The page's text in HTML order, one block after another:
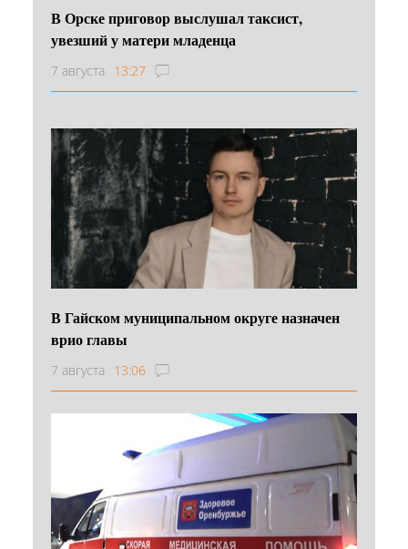
В Орске приговор выслушал таксист,
увезший у матери младенца
7 августа 13:27
В Гайском муниципальном округе назначен
врио главы
7 августа 13:06